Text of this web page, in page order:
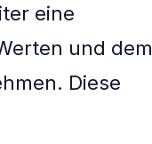
eine
und dem
Diese